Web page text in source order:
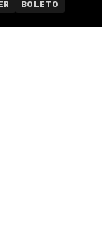
BOLETO